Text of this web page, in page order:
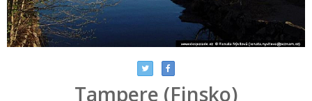
Tampere (Finsko)